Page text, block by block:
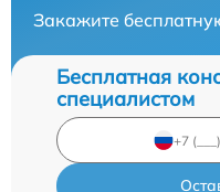
Закажите
Бесплатная
специалистом